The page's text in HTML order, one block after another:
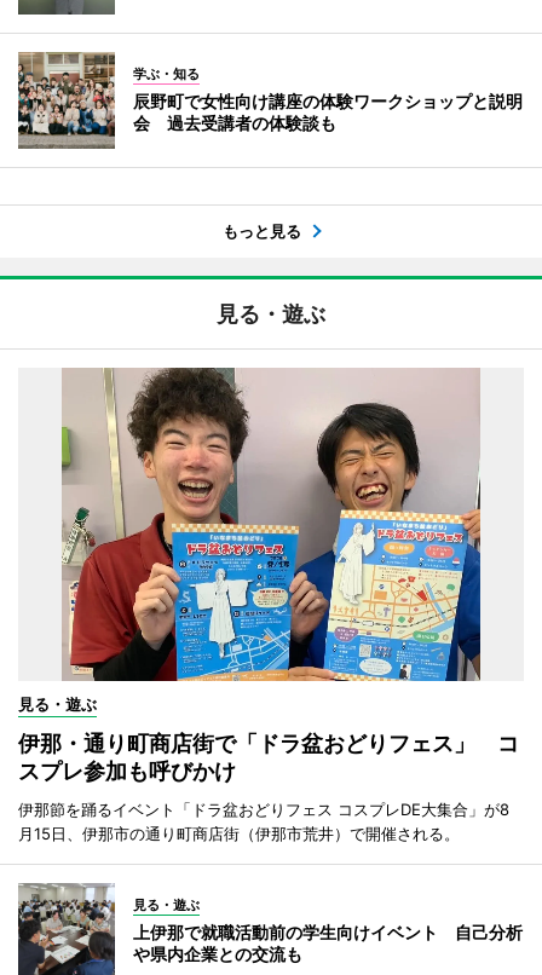
学ぶ・知る
辰野町で女性向け講座の体験ワークショップと説明
会 過去受講者の体験談も
もっと見る
見る・遊ぶ
見る・遊ぶ
伊那・通り町商店街で「ドラ盆おどりフェス」 コ
スプレ参加も呼びかけ
伊那節を踊るイベント「ドラ盆おどりフェス コスプレDE大集合」が8
月15日、伊那市の通り町商店街（伊那市荒井）で開催される。
見る・遊ぶ
上伊那で就職活動前の学生向けイベント 自己分析
や県内企業との交流も